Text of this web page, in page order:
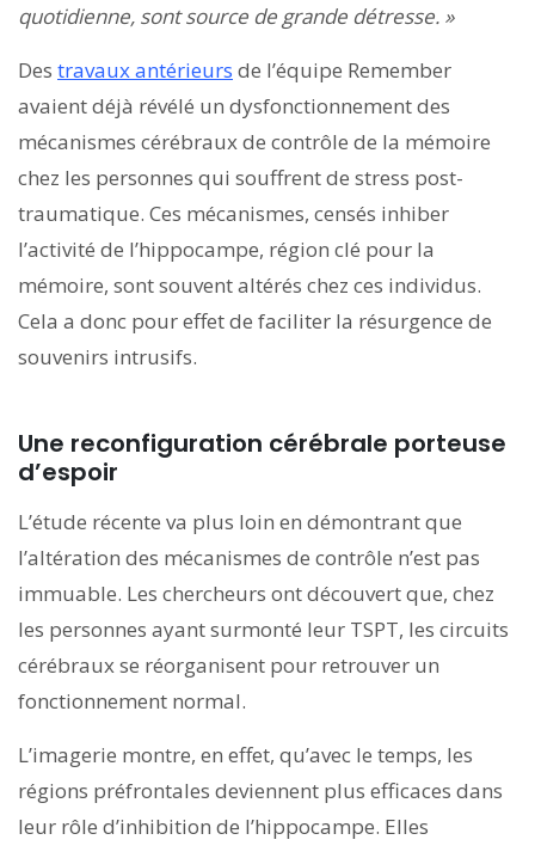
quotidienne, sont source de grande détresse. »
Des travaux antérieurs de l’équipe Remember
avaient déjà révélé un dysfonctionnement des
mécanismes cérébraux de contrôle de la mémoire
chez les personnes qui souffrent de stress post-
traumatique. Ces mécanismes, censés inhiber
l’activité de l’hippocampe, région clé pour la
mémoire, sont souvent altérés chez ces individus.
Cela a donc pour effet de faciliter la résurgence de
souvenirs intrusifs.
Une reconfiguration cérébrale porteuse
d’espoir
L’étude récente va plus loin en démontrant que
l’altération des mécanismes de contrôle n’est pas
immuable. Les chercheurs ont découvert que, chez
les personnes ayant surmonté leur TSPT, les circuits
cérébraux se réorganisent pour retrouver un
fonctionnement normal.
L’imagerie montre, en effet, qu’avec le temps, les
régions préfrontales deviennent plus efficaces dans
leur rôle d’inhibition de l’hippocampe. Elles